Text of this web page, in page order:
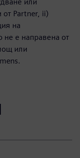
от Partner, ii)
на
не е направена от
или